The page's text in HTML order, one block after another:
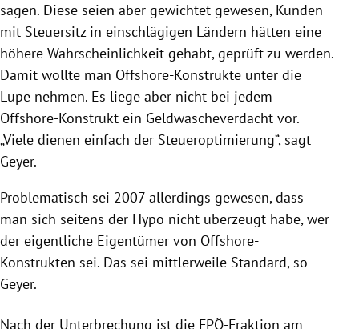
sagen. Diese seien aber gewichtet gewesen, Kunden
mit Steuersitz in einschlägigen Ländern hätten eine
höhere Wahrscheinlichkeit gehabt, geprüft zu werden.
Damit wollte man Offshore-Konstrukte unter die
Lupe nehmen. Es liege aber nicht bei jedem
Offshore-Konstrukt ein Geldwäscheverdacht vor.
„Viele dienen einfach der Steueroptimierung“, sagt
Geyer.
Problematisch sei 2007 allerdings gewesen, dass
man sich seitens der Hypo nicht überzeugt habe, wer
der eigentliche Eigentümer von Offshore-
Konstrukten sei. Das sei mittlerweile Standard, so
Geyer.
Nach der Unterbrechung ist die FPÖ-Fraktion am